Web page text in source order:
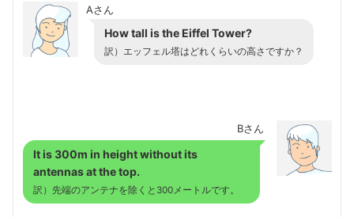
Aさん
How tall is the Eiffel Tower?
訳）エッフェル塔はどれくらいの高さですか？
Bさん
It is 300m in height without its
antennas at the top.
訳）先端のアンテナを除くと300メートルです。